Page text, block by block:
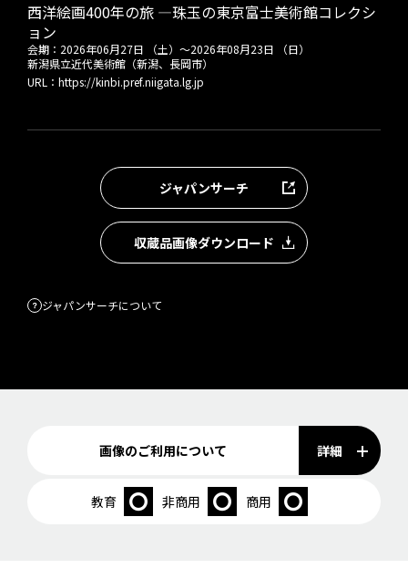
西洋絵画400年の旅 ―珠玉の東京富士美術館コレクシ
ョン
会期： 2026年06月27日 （土） ～2026年08月23日 （日）
新潟県立近代美術館（新潟、長岡市）
URL： https://kinbi.pref.niigata.lg.jp
ジャパンサーチ
収蔵品画像ダウンロード
ジャパンサーチについて
画像のご利用について 詳細
教育 非商用 商用